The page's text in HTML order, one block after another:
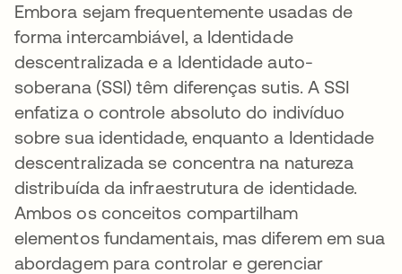
Embora sejam frequentemente usadas de
forma intercambiável, a Identidade
descentralizada e a Identidade auto-
soberana (SSI) têm diferenças sutis. A SSI
enfatiza o controle absoluto do indivíduo
sobre sua identidade, enquanto a Identidade
descentralizada se concentra na natureza
distribuída da infraestrutura de identidade.
Ambos os conceitos compartilham
elementos fundamentais, mas diferem em sua
abordagem para controlar e gerenciar